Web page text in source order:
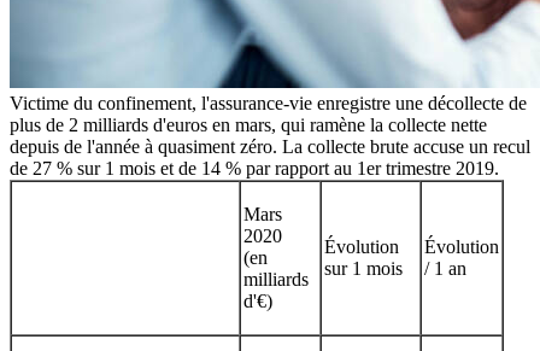
Victime du confinement, l'assurance-vie enregistre une décollecte de
plus de 2 milliards d'euros en mars, qui ramène la collecte nette
depuis de l'année à quasiment zéro. La collecte brute accuse un recul
de 27 % sur 1 mois et de 14 % par rapport au 1er trimestre 2019.
Mars
2020
(en
milliards
d'€)
Évolution
sur 1 mois
Évolution
/ 1 an